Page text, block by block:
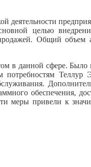
деятельности
целью
Общий объем
в данной сфере. Было
потребностям
обеспечения,
меры привели к